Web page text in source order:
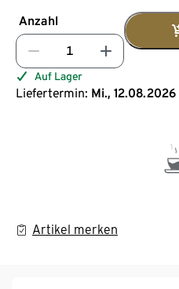
Anzahl
Auf Lager
Liefertermin: Mi.,
Artikel merken